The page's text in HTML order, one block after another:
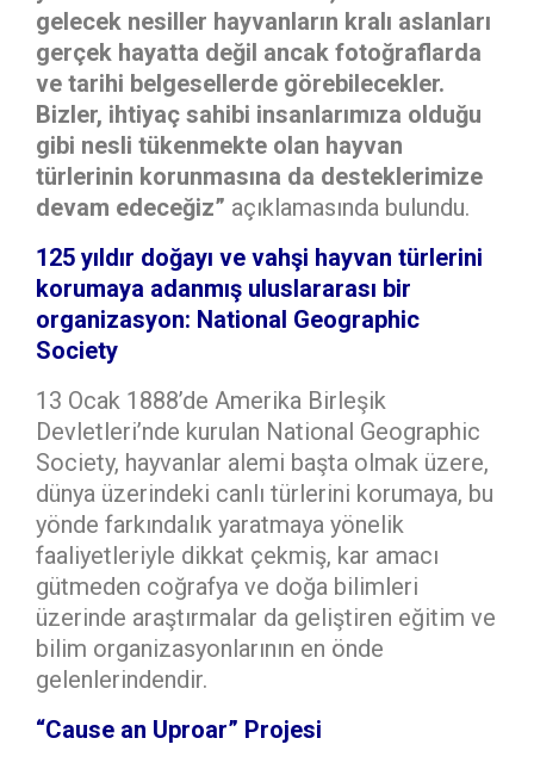
gelecek nesiller hayvanların kralı aslanları
gerçek hayatta değil ancak fotoğraflarda
ve tarihi belgesellerde görebilecekler.
Bizler, ihtiyaç sahibi insanlarımıza olduğu
gibi nesli tükenmekte olan hayvan
türlerinin korunmasına da desteklerimize
devam edeceğiz” açıklamasında bulundu.
125 yıldır doğayı ve vahşi hayvan türlerini
korumaya adanmış uluslararası bir
organizasyon: National Geographic
Society
13 Ocak 1888’de Amerika Birleşik
Devletleri’nde kurulan National Geographic
Society, hayvanlar alemi başta olmak üzere,
dünya üzerindeki canlı türlerini korumaya, bu
yönde farkındalık yaratmaya yönelik
faaliyetleriyle dikkat çekmiş, kar amacı
gütmeden coğrafya ve doğa bilimleri
üzerinde araştırmalar da geliştiren eğitim ve
bilim organizasyonlarının en önde
gelenlerindendir.
“Cause an Uproar” Projesi